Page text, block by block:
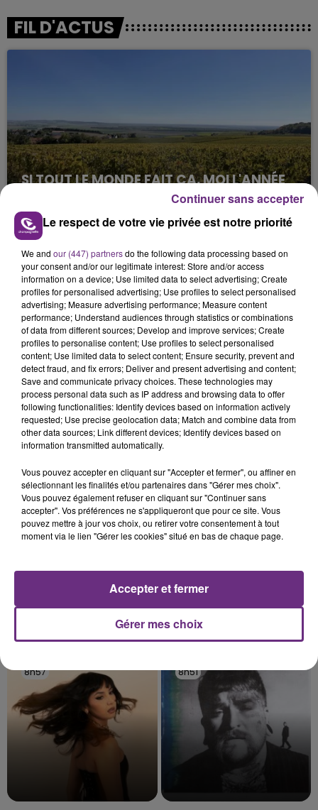
FIL D'ACTUS
SI TOUT LE MONDE FAIT ÇA, MOI L'ANNÉE
PROCHAINE JE VENDANGE EN...
La vendange en Champagne a débuté ce jeudi 6
août dans la commune de Montgueux (Aube). Du
jamais vu !
L'INSPECTION DU TRAVAIL RAPPELLE À
L'ORDRE SUR LES CONDITIONS DE...
Alors que les dates de début des vendange 2026
s'est avéré être plus précoce que prévu,
l'inspection du Travail en profite pour rappeler
les conditions de...
TITRES DIFFUSÉS
9h08
9h08
Oh La
9h04
9h04
Fever Dream
8h57
8h57 8h51
8h51
Le respect de votre vie privée est notre priorité
We and our (447) partnersdo the following data processing based on
your consent and/or our legitimate interest: Store and/or access
information on a device; Use limited data to select advertising; Create
profiles for personalised advertising; Use profiles to select personalised
advertising; Measure advertising performance; Measure content
performance; Understand audiences through statistics or combinations
of data from different sources; Develop and improve services; Create
profiles to personalise content; Use profiles to select personalised
content; Use limited data to select content; Ensure security, prevent and
detect fraud, and fix errors; Deliver and present advertising and content;
Save and communicate privacy choices. These technologies may
process personal data such as IP address and browsing data to offer
following functionalities: Identify devices based on information actively
requested; Use precise geolocation data; Match and combine data from
other data sources; Link different devices; Identify devices based on
information transmitted automatically.
Vous pouvez accepter en cliquant sur "Accepter et fermer", ou affiner en
sélectionnant les finalités et/ou partenaires dans "Gérer mes choix".
Vous pouvez également refuser en cliquant sur "Continuer sans
accepter". Vos préférences ne s'appliqueront que pour ce site. Vous
pouvez mettre à jour vos choix, ou retirer votre consentement à tout
moment via le lien "Gérer les cookies" situé en bas de chaque page.
Gérer mes choix
Accepter et fermer
Continuer sans accepter